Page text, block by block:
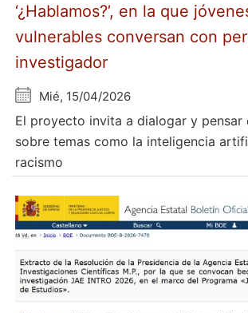
‘¿Hablamos?’, en la que
vulnerables conversan con
investigador
Mié, 15/04/2026
El proyecto invita a dialogar y pensar
sobre temas como la inteligencia
racismo